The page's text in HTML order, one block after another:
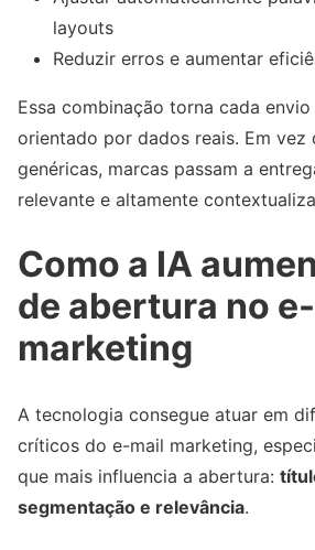
layouts
Reduzir erros e aumentar
Essa combinação torna cada
orientado por dados reais. Em vez
genéricas, marcas passam a
relevante e altamente
Como a IA
de abertura no
marketing
A tecnologia consegue atuar em
críticos do e-mail marketing,
que mais influencia a abertura:
segmentação e relevância.